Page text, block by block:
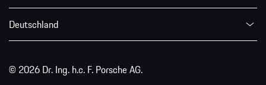
Deutschland
© 2026 Dr. Ing. h.c. F. Porsche AG.